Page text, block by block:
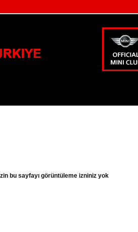
bu sayfayı görüntüleme izniniz yok